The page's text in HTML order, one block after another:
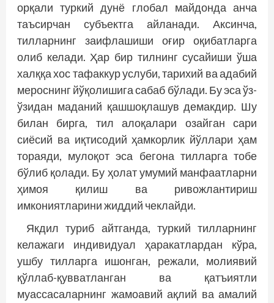
орқали туркий дунё глобал майдонда анча
таъсирчан субъектга айланади. Аксинча,
тилларнинг заифлашиши оғир оқибатларга
олиб келади. Ҳар бир тилнинг сусайиши ўша
халққа хос тафаккур услуби, тарихий ва адабий
мероснинг йўқолишига сабаб бўлади. Бу эса ўз-
ўзидан маданий қашшоқлашув демакдир. Шу
билан бирга, тил алоқалари озайган сари
сиёсий ва иқтисодий ҳамкорлик йўллари ҳам
тораяди, мулоқот эса бегона тилларга тобе
бўлиб қолади. Бу ҳолат умумий манфаатларни
ҳимоя қилиш ва ривожлантириш
имкониятларини жиддий чеклайди.
Якдил туриб айтганда, туркий тилларнинг
келажаги индивидуал ҳаракатлардан кўра,
ушбу тилларга ишонган, режали, молиявий
қўллаб-қувватланган ва қатъиятли
муассасаларнинг жамоавий ақлий ва амалий